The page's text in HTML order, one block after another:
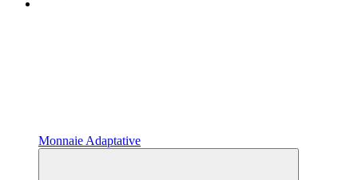
Monnaie Adaptative